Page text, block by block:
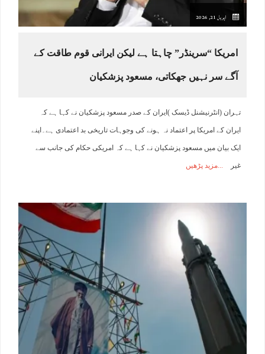
اپریل 21, 2026
امریکا “سرینڈر” چاہتا ہے لیکن ایرانی قوم طاقت کے
آگے سر نہیں جھکاتی، مسعود پزشکیان
تہران (انٹرنیشنل ڈیسک )ایران کے صدر مسعود پزشکیان نے کہا ہے کہ
ایران کے امریکا پر اعتماد نہ ہونے کی وجوہات تاریخی بد اعتمادی ہے۔اپنے
ایک بیان میں مسعود پزشکیان نے کہا ہے کہ امریکی حکام کی جانب سے
غیر مزید پڑھیں